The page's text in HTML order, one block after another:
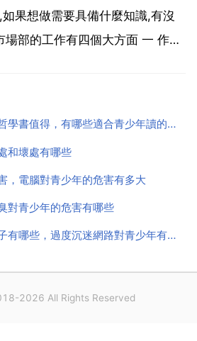
果想做需要具備什麼知識,有沒
部的工作有四個大方面 一 作為
密系統。2 蒐集行業資訊，特
有哪些適合青少年讀的哲學書值得，有哪些適合青少年讀的哲學書值得推薦？
和壞處有哪些
，電腦對青少年的危害有多大
對青少年的危害有哪些
網路對青少年的危害例子有哪些，過度沉迷網路對青少年有什麼樣的危害
2026 All Rights Reserved